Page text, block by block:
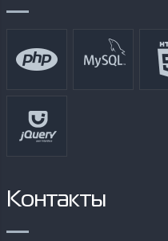
Контакты